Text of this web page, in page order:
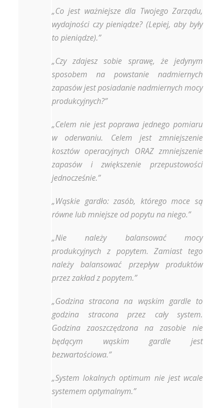
„Co jest ważniejsze dla Twojego Zarządu,
wydajności czy pieniądze? (Lepiej, aby były
to pieniądze).”
„Czy zdajesz sobie sprawę, że jedynym
sposobem na powstanie nadmiernych
zapasów jest posiadanie nadmiernych mocy
produkcyjnych?”
„Celem nie jest poprawa jednego pomiaru
w oderwaniu. Celem jest zmniejszenie
kosztów operacyjnych ORAZ zmniejszenie
zapasów i zwiększenie przepustowości
jednocześnie.”
„Wąskie gardło: zasób, którego moce są
równe lub mniejsze od popytu na niego.”
„Nie należy balansować mocy
produkcyjnych z popytem. Zamiast tego
należy balansować przepływ produktów
przez zakład z popytem.”
„Godzina stracona na wąskim gardle to
godzina stracona przez cały system.
Godzina zaoszczędzona na zasobie nie
będącym wąskim gardle jest
bezwartościowa.”
„System lokalnych optimum nie jest wcale
systemem optymalnym.”